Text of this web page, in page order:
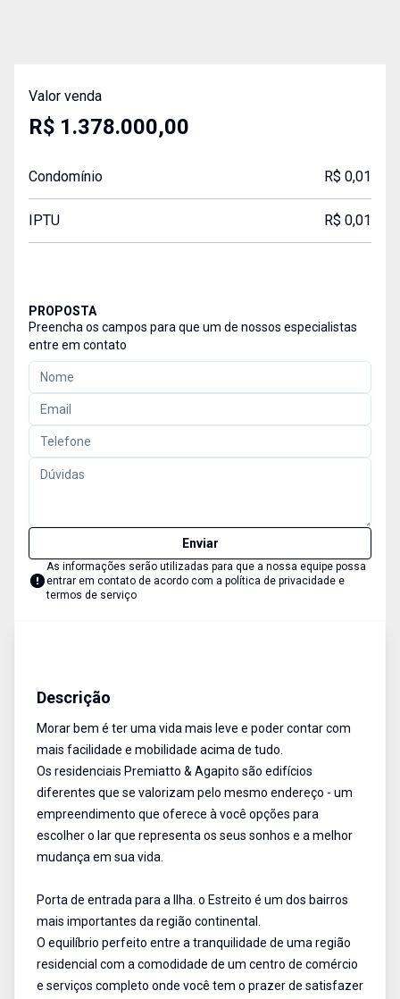
Valor venda
R$ 1.378.000,00
Condomínio R$ 0,01
IPTU R$ 0,01
PROPOSTA
Preencha os campos para que um de nossos especialistas
entre em contato
Enviar
As informações serão utilizadas para que a nossa equipe possa
entrar em contato de acordo com a política de privacidade e
termos de serviço
Descrição
Morar bem é ter uma vida mais leve e poder contar com
mais facilidade e mobilidade acima de tudo.
Os residenciais Premiatto & Agapito são edifícios
diferentes que se valorizam pelo mesmo endereço - um
empreendimento que oferece à você opções para
escolher o lar que representa os seus sonhos e a melhor
mudança em sua vida.
Porta de entrada para a Ilha. o Estreito é um dos bairros
mais importantes da região continental.
O equilíbrio perfeito entre a tranquilidade de uma região
residencial com a comodidade de um centro de comércio
e serviços completo onde você tem o prazer de satisfazer